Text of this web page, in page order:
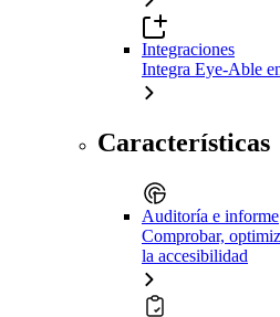
Integraciones
Integra Eye-Able
Características
Auditoría e informe
Comprobar,
la accesibilidad